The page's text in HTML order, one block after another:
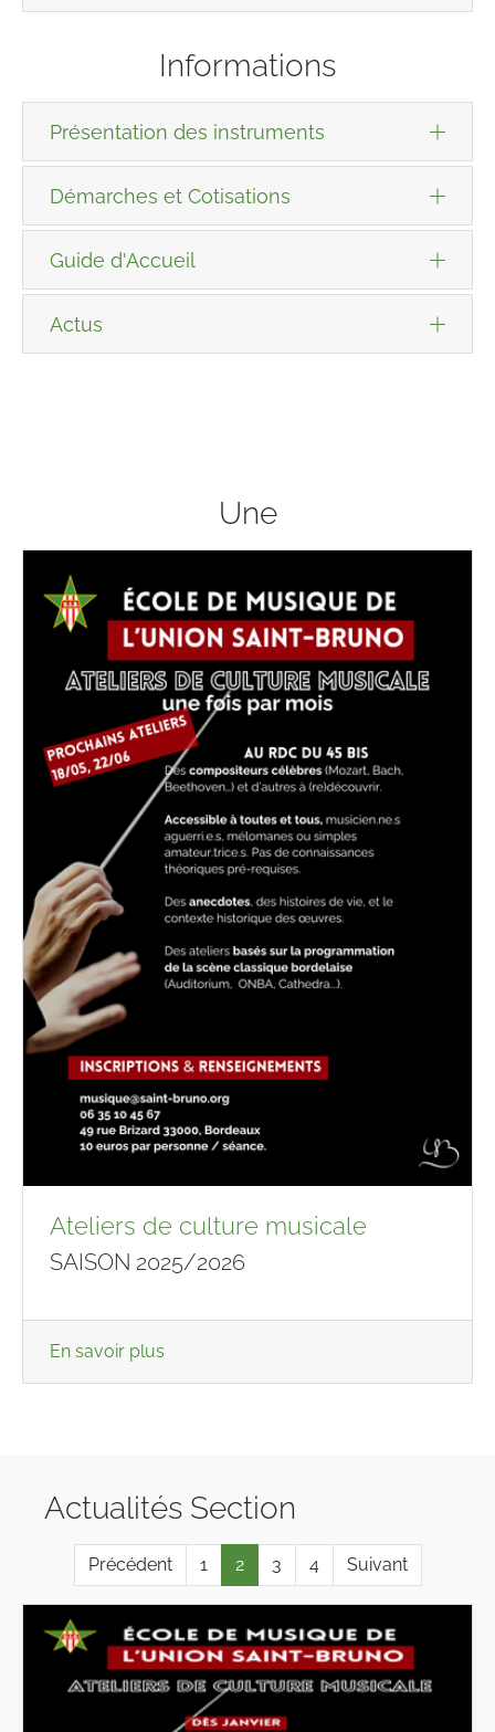
Informations
Présentation des instruments
Démarches et Cotisations
Guide d'Accueil
Actus
Une
Ateliers de culture musicale
SAISON 2025/2026
En savoir plus
Actualités Section
Précédent 1 2 3 4 Suivant